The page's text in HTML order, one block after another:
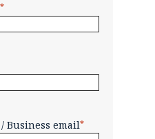
*
Business email*